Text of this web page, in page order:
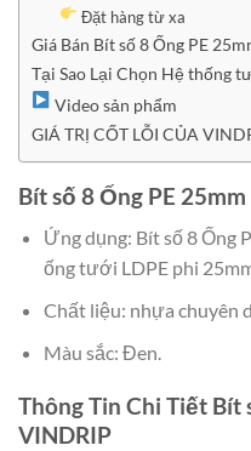
Đặt hàng từ xa
Giá Bán Bít số 8 Ống PE
Tại Sao Lại Chọn Hệ thống
Video sản phẩm
GIÁ TRỊ CỐT LỖI CỦA
Bít số 8 Ống PE 25mm
Ứng dụng: Bít số 8 Ống
ống tưới LDPE phi
Chất liệu: nhựa chuyên
Màu sắc: Đen.
Thông Tin Chi Tiết Bít
VINDRIP